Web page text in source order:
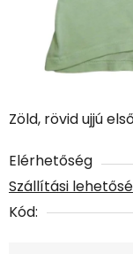
Zöld, rövid ujjú
Elérhetőség
Szállítási
Kód: